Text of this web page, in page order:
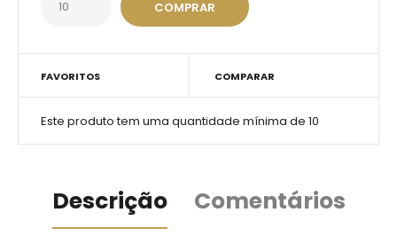
FAVORITOS COMPARAR
Este produto tem uma quantidade mínima de 10
Descrição Comentários